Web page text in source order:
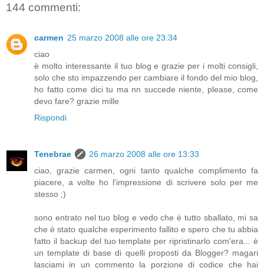
144 commenti:
carmen 25 marzo 2008 alle ore 23:34
ciao
è molto interessante il tuo blog e grazie per i molti consigli,
solo che sto impazzendo per cambiare il fondo del mio blog,
ho fatto come dici tu ma nn succede niente, please, come
devo fare? grazie mille
Rispondi
Tenebrae
26 marzo 2008 alle ore 13:33
ciao, grazie carmen, ogni tanto qualche complimento fa
piacere, a volte ho l'impressione di scrivere solo per me
stesso ;)
sono entrato nel tuo blog e vedo che è tutto sballato, mi sa
che è stato qualche esperimento fallito e spero che tu abbia
fatto il backup del tuo template per ripristinarlo com'era... è
un template di base di quelli proposti da Blogger? magari
lasciami in un commento la porzione di codice che hai